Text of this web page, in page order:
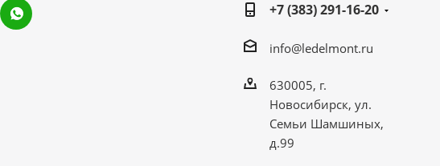
+7 (383) 291-16-20
info@ledelmont.ru
630005, г.
Новосибирск, ул.
Семьи Шамшиных,
д.99